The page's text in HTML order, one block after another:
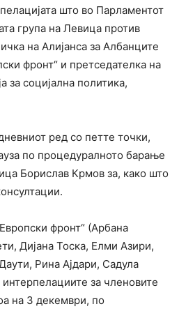
што во Парламентот
група на Левица против
на Алијанса за Албанците
фронт“ и претседателка на
за социјална политика,
ред со петте точки,
по процедуралното барање
Борислав Крмов за, како што
фронт“ (Арбана
Дијана Тоска, Елми Азири,
Рина Ајдари, Садула
за членовите
на 3 декември, по